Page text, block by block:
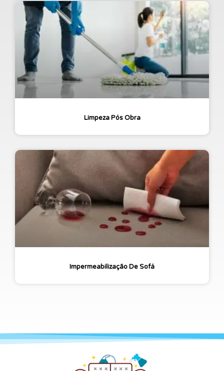
Limpeza Pós Obra
Impermeabilização De Sofá